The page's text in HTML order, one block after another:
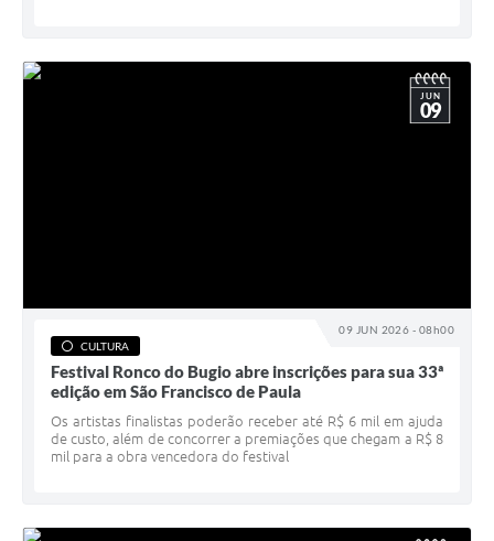
09 JUN 2026 - 08h00
JUN
09
CULTURA
Festival Ronco do Bugio abre inscrições para sua 33ª
edição em São Francisco de Paula
Os artistas finalistas poderão receber até R$ 6 mil em ajuda
de custo, além de concorrer a premiações que chegam a R$ 8
mil para a obra vencedora do festival